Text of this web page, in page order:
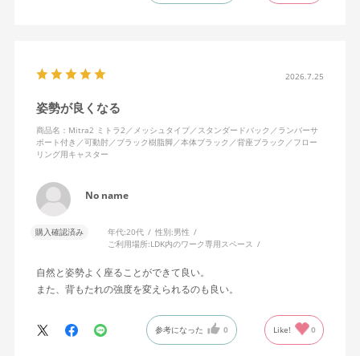
キャスターはフローリング用を選びました。とにかく動きが滑ら
思います。良い商品に巡り会えてとても嬉しいです。
2026.7.25
姿勢が良くなる
商品名：Mitra2 ミトラ2／メッシュタイプ／スタンダードバック／ランバーサ
ポート付き／可動肘／ブラック樹脂脚／本体ブラック／背座ブラック／フロー
リング用キャスター
No name
購入確認済み 年代:20代 性別:男性
ご利用場所:LDK内のワーク専用スペース
自然と姿勢よく座ることができて良い。
また、背もたれの強度を変えられるのも良い。
参考になった 0 Like! 0